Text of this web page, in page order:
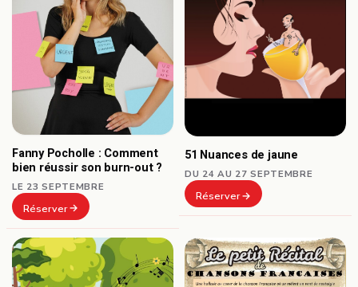
Fanny Pocholle : Comment
bien réussir son burn-out ?
LE 23 SEPTEMBRE
Réserver
51 Nuances de jaune
DU 24 AU 27 SEPTEMBRE
Réserver